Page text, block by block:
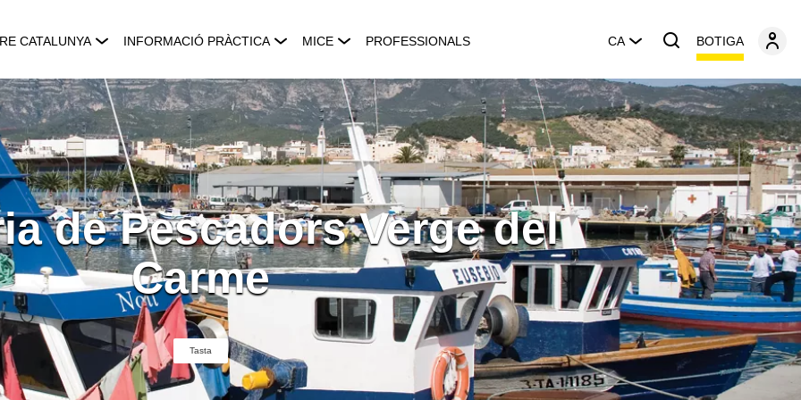
CATALUNYA INFORMACIÓ PRÀCTICA MICE PROFESSIONALS CA BOTIGA
de Pescadors Verge del
Carme
Tasta